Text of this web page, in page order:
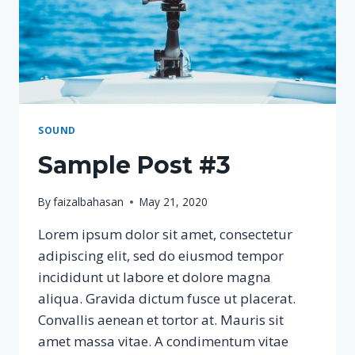
SOUND
Sample Post #3
Byfaizalbahasan May 21, 2020
Lorem ipsum dolor sit amet, consectetur
adipiscing elit, sed do eiusmod tempor
incididunt ut labore et dolore magna
aliqua. Gravida dictum fusce ut placerat.
Convallis aenean et tortor at. Mauris sit
amet massa vitae. A condimentum vitae